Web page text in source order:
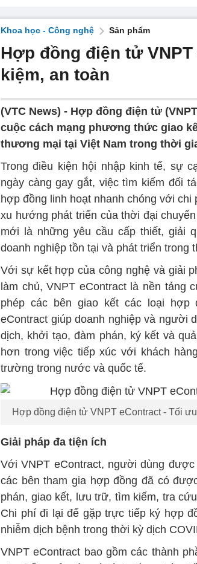
Khoa học - Công nghệ Sản phẩm
Hợp đồng điện tử
kiệm, an toàn
(VTC News) - Hợp đồng điện tử
cuộc cách mạng phương thức giao
thương mại tại Việt Nam trong thời
Trong điều kiện hội nhập kinh tế, sự
ngày càng gay gắt, việc tìm kiếm đối
hợp đồng linh hoạt nhanh chóng với
xu hướng phát triển của thời đại
mới là những yêu cầu cấp thiết, giải
doanh nghiệp tồn tại và phát triển trong
Với sự kết hợp của công nghệ và giải
làm chủ, VNPT eContract là nền tảng
phép các bên giao kết các loại hợp
eContract giúp doanh nghiệp và người
dịch, khởi tạo, đàm phán, ký kết và
hơn trong việc tiếp xúc với khách
trường trong nước và quốc tế.
Hợp đồng điện tử VNPT eContract - Tối
Giải pháp đa tiện ích
Với VNPT eContract, người dùng
các bên tham gia hợp đồng đã có
phán, giao kết, lưu trữ, tìm kiếm, tra
Chi phí đi lại để gặp trực tiếp ký hợp
nhiễm dịch bệnh trong thời kỳ dịch
VNPT eContract bao gồm các thành